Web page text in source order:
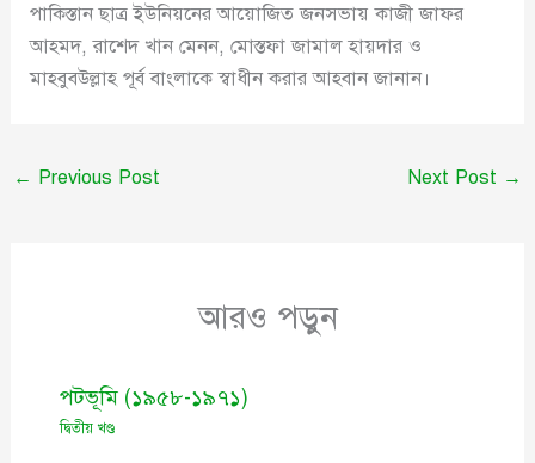
পাকিস্তান ছাত্র ইউনিয়নের আয়োজিত জনসভায় কাজী জাফর
আহমদ, রাশেদ খান মেনন, মোস্তফা জামাল হায়দার ও
মাহবুবউল্লাহ পূর্ব বাংলাকে স্বাধীন করার আহবান জানান।
← Previous Post Next Post →
আরও পড়ুন
পটভূমি (১৯৫৮-১৯৭১)
দ্বিতীয় খণ্ড